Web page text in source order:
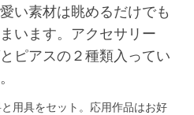
い素材は眺めるだけでも
います。アクセサリー
ピアスの２種類入ってい
用具をセット。応用作品はお好